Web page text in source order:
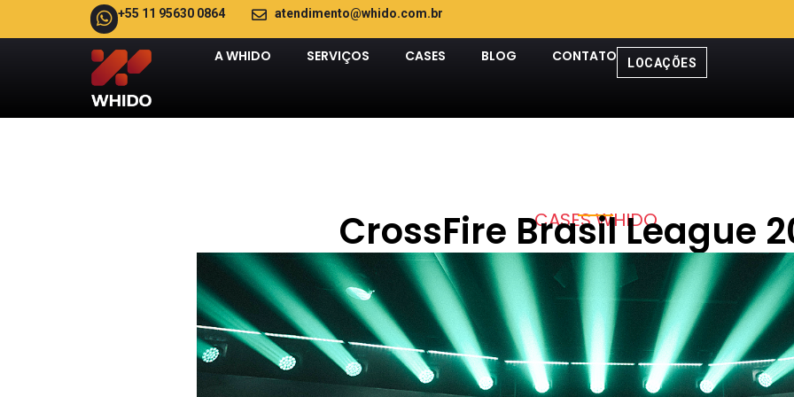
+55 11 95630 0864 atendimento@whido.com.br
A WHIDO SERVIÇOS CASES BLOG CONTATO LOCAÇÕES
CASES WHIDO
CrossFire Brasil League